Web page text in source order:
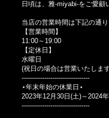
日頃は、雅-miyabi-をご愛顧
当店の営業時間は下記の通り
【営業時間】
11:00～19:00
【定休日】
水曜日
(祝日の場合は営業いたしま
---------------------------------
⋆年末年始の休業日⋆
2023年12月30日(土)～2024
---------------------------------